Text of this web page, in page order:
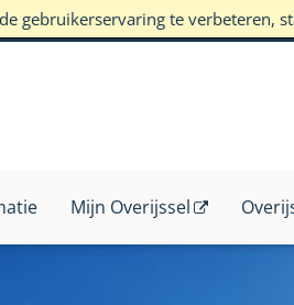
gebruikerservaring te verbeteren,
Mijn Overijssel